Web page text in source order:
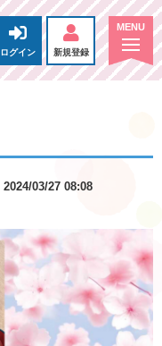
ログイン 新規登録
2024/03/27 08:08